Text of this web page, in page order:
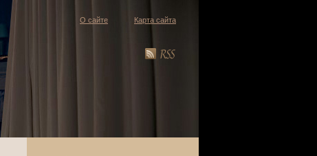
О сайте Карта сайта